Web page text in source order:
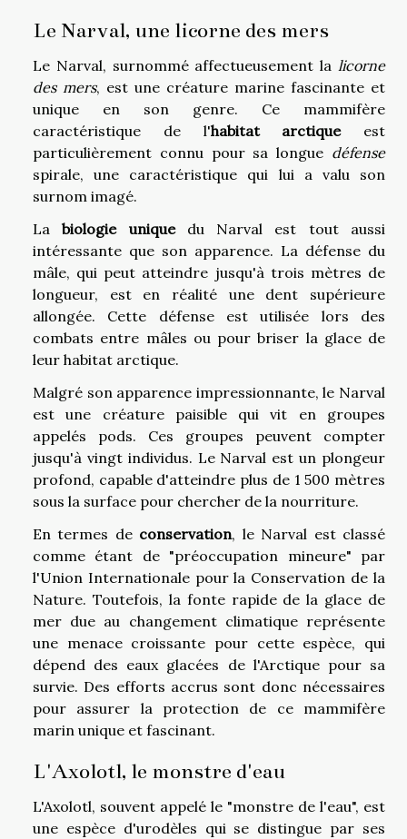
Le Narval, une licorne des mers
Le Narval, surnommé affectueusement la licorne
des mers, est une créature marine fascinante et
unique en son genre. Ce mammifère
caractéristique de l'habitat arctiqueest
particulièrement connu pour sa longue défense
spirale, une caractéristique qui lui a valu son
surnom imagé.
Labiologie uniquedu Narval est tout aussi
intéressante que son apparence. La défense du
mâle, qui peut atteindre jusqu'à trois mètres de
longueur, est en réalité une dent supérieure
allongée. Cette défense est utilisée lors des
combats entre mâles ou pour briser la glace de
leur habitat arctique.
Malgré son apparence impressionnante, le Narval
est une créature paisible qui vit en groupes
appelés pods. Ces groupes peuvent compter
jusqu'à vingt individus. Le Narval est un plongeur
profond, capable d'atteindre plus de 1 500 mètres
sous la surface pour chercher de la nourriture.
En termes de conservation, le Narval est classé
comme étant de "préoccupation mineure" par
l'Union Internationale pour la Conservation de la
Nature. Toutefois, la fonte rapide de la glace de
mer due au changement climatique représente
une menace croissante pour cette espèce, qui
dépend des eaux glacées de l'Arctique pour sa
survie. Des efforts accrus sont donc nécessaires
pour assurer la protection de ce mammifère
marin unique et fascinant.
L'Axolotl, le monstre d'eau
L'Axolotl, souvent appelé le "monstre de l'eau", est
une espèce d'urodèles qui se distingue par ses